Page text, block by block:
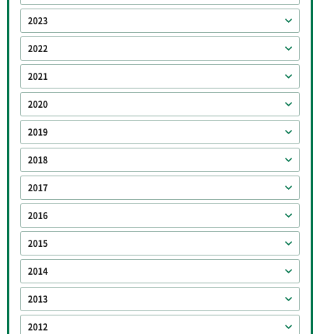
2023
2022
2021
2020
2019
2018
2017
2016
2015
2014
2013
2012